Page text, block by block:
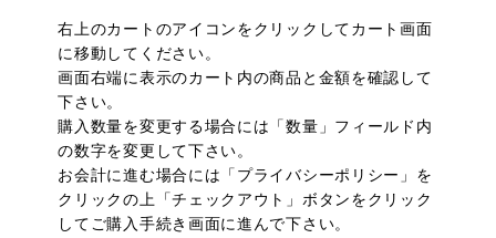
右上のカートのアイコンをクリックしてカート画面
に移動してください。
画面右端に表示のカート内の商品と金額を確認して
下さい。
購入数量を変更する場合には「数量」フィールド内
の数字を変更して下さい。
お会計に進む場合には「プライバシーポリシー」を
クリックの上「チェックアウト」ボタンをクリック
してご購入手続き画面に進んで下さい。